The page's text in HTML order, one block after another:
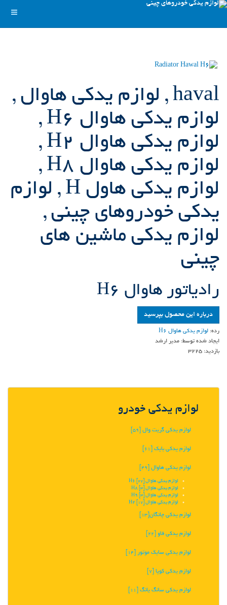
haval , لوازم یدکی هاوال ,
لوازم یدکی هاوال H6 ,
لوازم یدکی هاوال H2 ,
لوازم یدکی هاوال H8 ,
لوازم یدکی هاول H , لوازم
یدکی خودروهای چینی ,
لوازم یدکی ماشین های
چینی
رادياتور هاوال H6
درباره این محصول بپرسید
رده: لوازم یدکی هاوال H6
ایجاد شده توسط: مدیر ارشد
بازدید: 3225
لوازم یدکی خودرو
لوازم یدکی گریت وال
لوازم یدکی بایک
لوازم یدکی هاوال
لوازم یدکی هاوال H6 [27]
لوازم یدکی هاوال H8 [3]
لوازم یدکی هاوال H9 [3]
لوازم یدکی هاوال H2 [17]
لوازم یدکی چانگان‬‎ [13]
لوازم یدکی فاو
لوازم یدکی سایک موتور
لوازم یدکی کوپا
لوازم یدکی سانگ یانگ